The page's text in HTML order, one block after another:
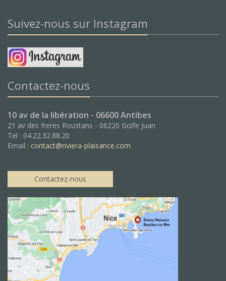
Suivez-nous sur Instagram
Contactez-nous
10 av de la libération - 06600 Antibes
21 av des freres Roustans - 06220 Golfe Juan
Tel : 04.22.32.88.20
Email : contact@riviera-plaisance.com
Contactez-nous